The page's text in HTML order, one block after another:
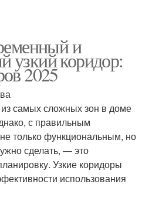
и
узкий коридор:
2025
самых сложных зон в доме
с правильным
только функциональным, но
сделать, — это
Узкие коридоры
использования